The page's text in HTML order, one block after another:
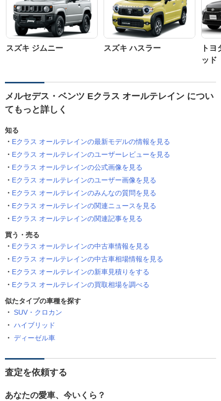
スズキ ジムニー スズキ ハスラー
ト
ッド
メルセデス・ベンツ Eクラス オールテレイン につい
てもっと詳しく
知る
Eクラス オールテレインの最新モデルの情報を見る
Eクラス オールテレインのユーザーレビューを見る
Eクラス オールテレインの公式画像を見る
Eクラス オールテレインのユーザー画像を見る
Eクラス オールテレインのみんなの質問を見る
Eクラス オールテレインの関連ニュースを見る
Eクラス オールテレインの関連記事を見る
買う・売る
Eクラス オールテレインの中古車情報を見る
Eクラス オールテレインの中古車相場情報を見る
Eクラス オールテレインの新車見積りをする
Eクラス オールテレインの買取相場を調べる
似たタイプの車種を探す
SUV・クロカン
ハイブリッド
ディーゼル車
査定を依頼する
あなたの愛車、今いくら？